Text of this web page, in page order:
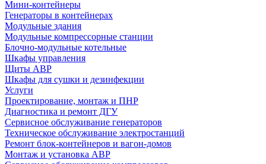
Мини-контейнеры
Генераторы в контейнерах
Модульные здания
Модульные компрессорные станции
Блочно-модульные котельные
Шкафы управления
Щиты АВР
Шкафы для сушки и дезинфекции
Услуги
Проектирование, монтаж и ПНР
Диагностика и ремонт ДГУ
Сервисное обслуживание генераторов
Техническое обслуживание электростанций
Ремонт блок-контейнеров и вагон-домов
Монтаж и установка АВР